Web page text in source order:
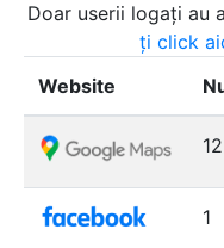
Doar userii logați au
ți click
Website
1